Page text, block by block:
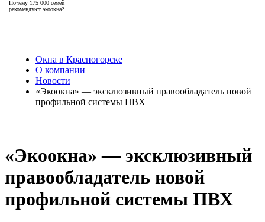
Почему 175 000 семей
рекомендуют экоокна?
Окна в Красногорске
О компании
Новости
«Экоокна» — эксклюзивный правообладатель новой
профильной системы ПВХ
«Экоокна» — эксклюзивный
правообладатель новой
профильной системы ПВХ